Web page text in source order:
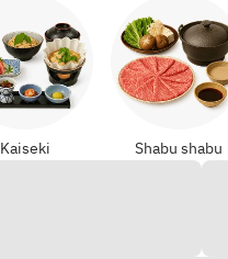
Kaiseki Shabu shabu